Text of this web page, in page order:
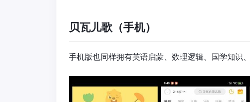
贝瓦儿歌（手机）
手机版也同样拥有英语启蒙、数理逻辑、国学知识